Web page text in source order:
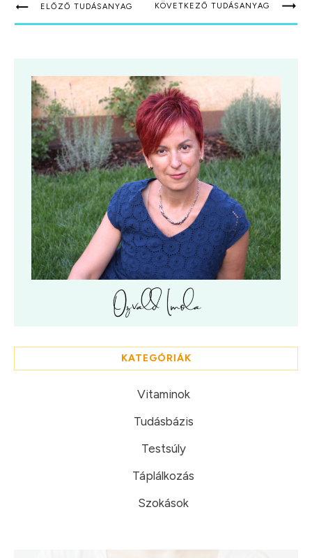
ELŐZŐ TUDÁSANYAG KÖVETKEZŐ TUDÁSANYAG
KATEGÓRIÁK
Vitaminok
Tudásbázis
Testsúly
Táplálkozás
Szokások